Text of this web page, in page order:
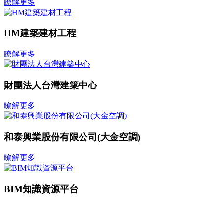
瞭解更多
HM建築建材工程
瞭解更多
財團法人台灣建築中心
瞭解更多
和泰興業股份有限公司(大金空調)
瞭解更多
BIM知識資源平台